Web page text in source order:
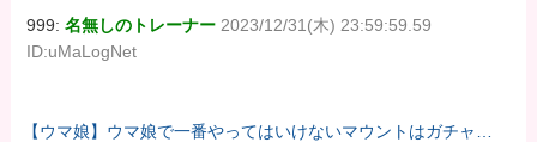
999:名無しのトレーナー 2023/12/31(木) 23:59:59.59
ID:uMaLogNet
【ウマ娘】ウマ娘で一番やってはいけないマウントはガチャで